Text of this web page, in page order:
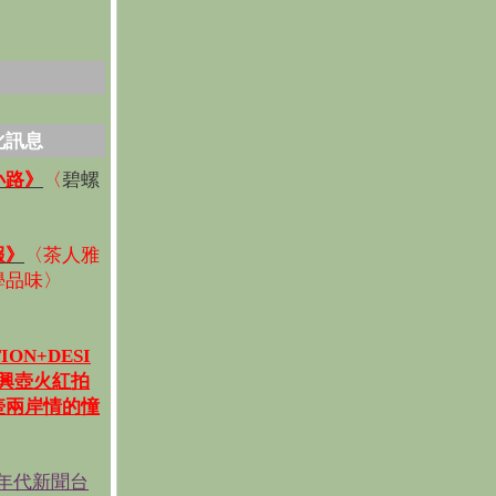
訊息
》 〈碧螺
〈茶人雅
味〉
壺火紅拍
岸情的憧
代新聞台